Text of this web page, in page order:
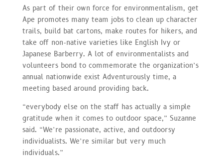
As part of their own force for environmentalism, get
Ape promotes many team jobs to clean up character
trails, build bat cartons, make routes for hikers, and
take off non-native varieties like English Ivy or
Japanese Barberry. A lot of environmentalists and
volunteers bond to commemorate the organization’s
annual nationwide exist Adventurously time, a
meeting based around providing back.
“everybody else on the staff has actually a simple
gratitude when it comes to outdoor space,” Suzanne
said. “We’re passionate, active, and outdoorsy
individualists. We’re similar but very much
individuals.”